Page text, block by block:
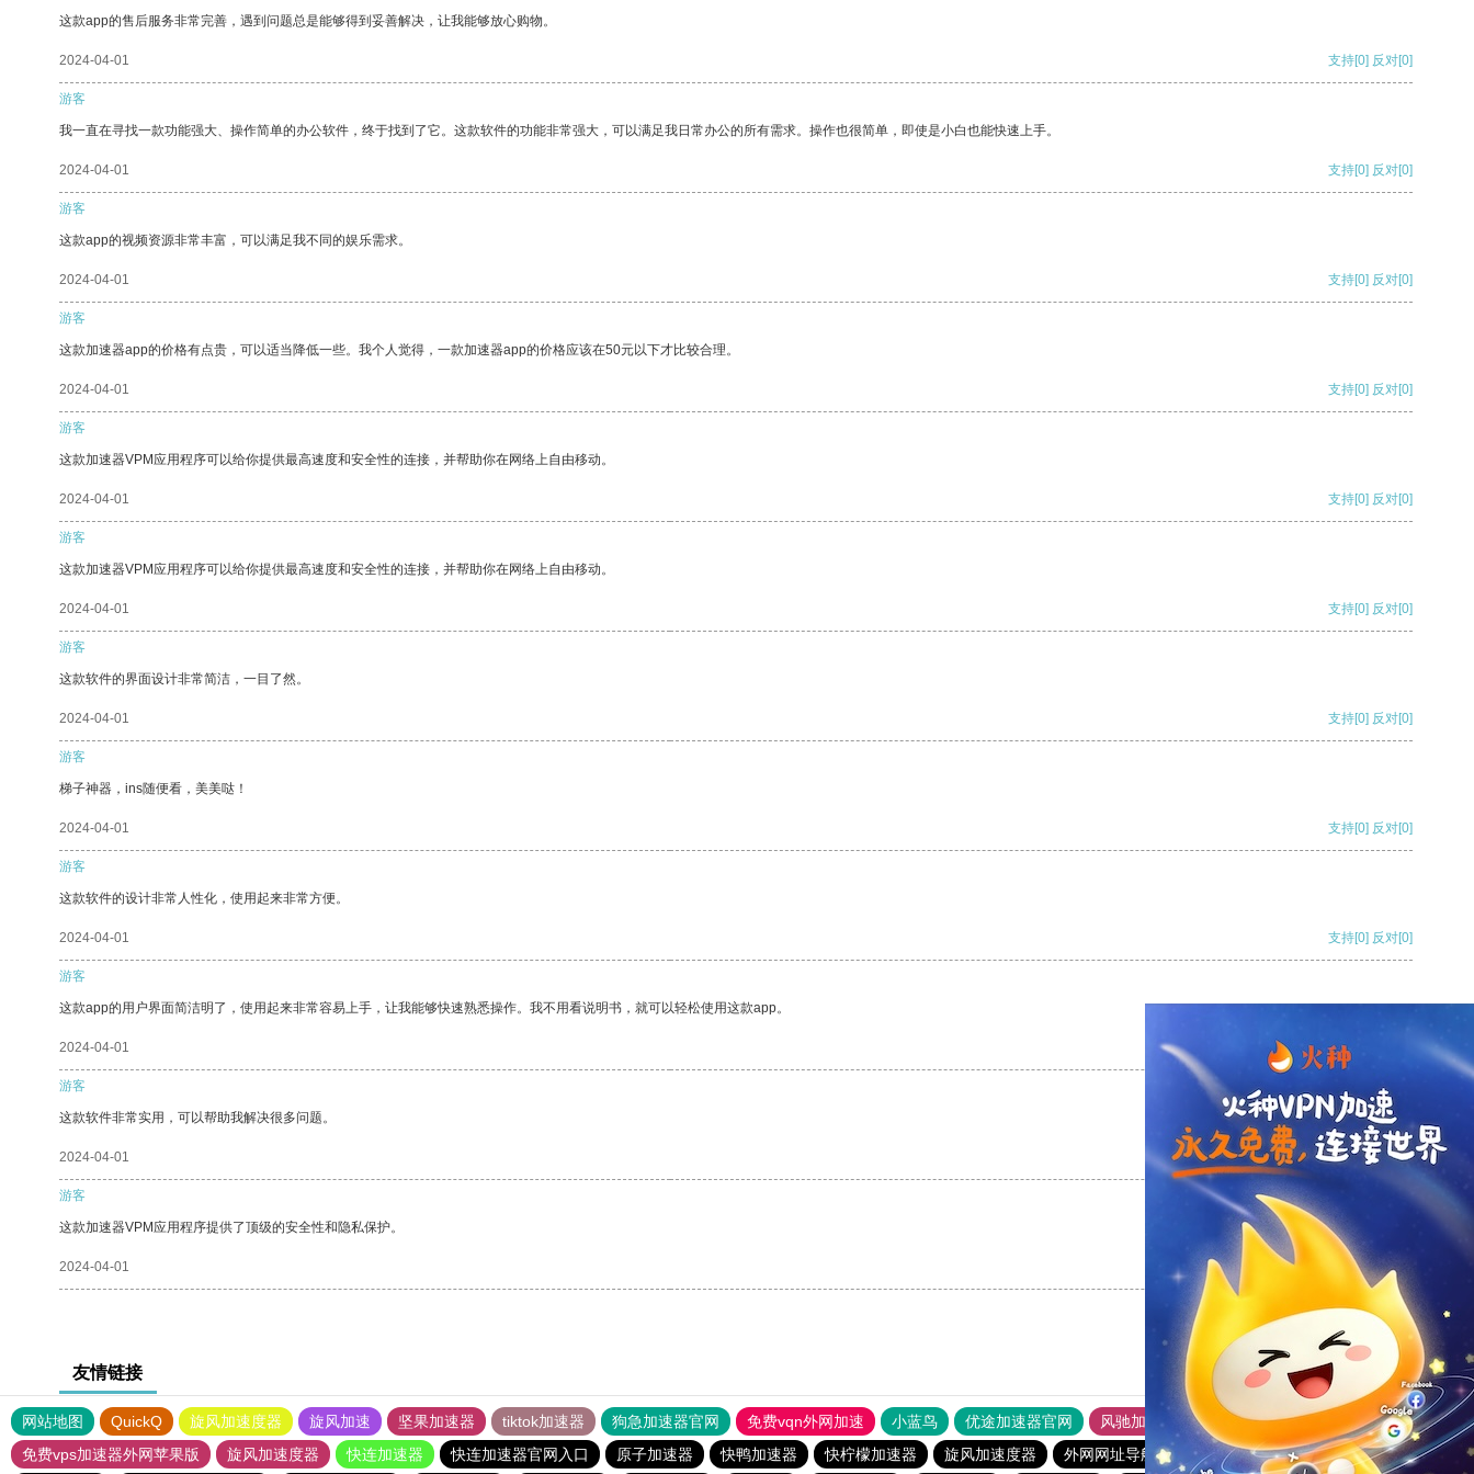
这款app的售后服务非常完善，遇到问题总是能够得到妥善解决，让我能够放心购物。
2024-04-01 支持[0] 反对[0]
游客
我一直在寻找一款功能强大、操作简单的办公软件，终于找到了它。这款软件的功能非常强大，可以满足我日常办公的所有需求。操作也很简单，即使是小白也能快速上手。
2024-04-01 支持[0] 反对[0]
游客
这款app的视频资源非常丰富，可以满足我不同的娱乐需求。
2024-04-01 支持[0] 反对[0]
游客
这款加速器app的价格有点贵，可以适当降低一些。我个人觉得，一款加速器app的价格应该在50元以下才比较合理。
2024-04-01 支持[0] 反对[0]
游客
这款加速器VPM应用程序可以给你提供最高速度和安全性的连接，并帮助你在网络上自由移动。
2024-04-01 支持[0] 反对[0]
游客
这款加速器VPM应用程序可以给你提供最高速度和安全性的连接，并帮助你在网络上自由移动。
2024-04-01 支持[0] 反对[0]
游客
这款软件的界面设计非常简洁，一目了然。
2024-04-01 支持[0] 反对[0]
游客
梯子神器，ins随便看，美美哒！
2024-04-01 支持[0] 反对[0]
游客
这款软件的设计非常人性化，使用起来非常方便。
2024-04-01 支持[0] 反对[0]
游客
这款app的用户界面简洁明了，使用起来非常容易上手，让我能够快速熟悉操作。我不用看说明书，就可以轻松使用这款app。
2024-04-01 支持
游客
这款软件非常实用，可以帮助我解决很多问题。
2024-04-01 支持[0] 反对[0]
游客
这款加速器VPM应用程序提供了顶级的安全性和隐私保护。
2024-04-01 支持[0] 反对[0]
友情链接
网站地图 QuickQ 旋风加速度器 旋风加速 坚果加速器 tiktok加速器 狗急加速器官网 免费vqn外网加速 小蓝鸟 优途加速器官网 风驰加速器
旋风加速器
免费vps加速器外网苹果版
旋风加速度器 快连加速器 快连加速器官网入口 原子加速器 快鸭加速器 快柠檬加速器 旋风加速度器 外网网址导航 软件中心 免费海外pvn加速器